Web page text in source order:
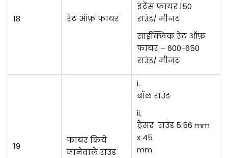
18 रेट ऑफ़ फायर
इंटेंस फायर 150
राउंड/ मीनट
साईंक्लिक रेट ऑफ़
फायर – 600-650
राउंड/ मीनट
19
फायर किये
जानेवाले राउंड
i.
बॉल राउंड
ii.
ट्रेसर राउंड 5.56 mm
x 45
mm